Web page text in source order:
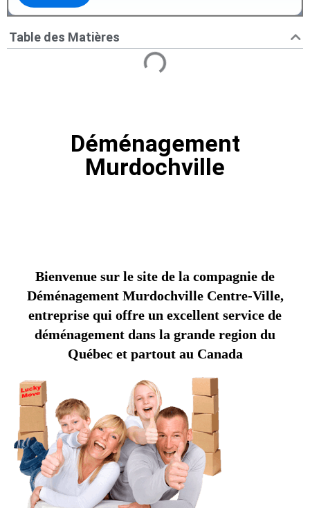
Déménagement
Murdochville
Bienvenue sur le site de la compagnie de
Déménagement Murdochville Centre-Ville,
entreprise qui offre un excellent service de
déménagement dans la grande region du
Québec et partout au Canada
Table des Matières